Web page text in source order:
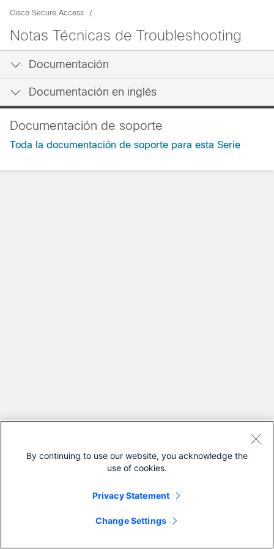
Cisco Secure Access
Notas Técnicas de Troubleshooting
Documentación
Documentación en inglés
Documentación de soporte
Toda la documentación de soporte para esta Serie
By continuing to use our website, you acknowledge the
use of cookies.
Privacy Statement
Change Settings